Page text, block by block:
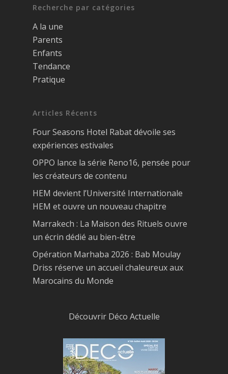
Recherche par catégories
A la une
Parents
Enfants
Tendance
Pratique
Articles Récents
Four Seasons Hotel Rabat dévoile ses
expériences estivales
OPPO lance la série Reno16, pensée pour
les créateurs de contenu
HEM devient l’Université Internationale
HEM et ouvre un nouveau chapitre
Marrakech : La Maison des Rituels ouvre
un écrin dédié au bien-être
Opération Marhaba 2026 : Bab Moulay
Driss réserve un accueil chaleureux aux
Marocains du Monde
Découvrir Déco Actuelle